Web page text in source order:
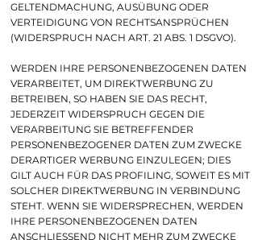
GELTENDMACHUNG, AUSÜBUNG ODER
VERTEIDIGUNG VON RECHTSANSPRÜCHEN
(WIDERSPRUCH NACH ART. 21 ABS. 1 DSGVO).
WERDEN IHRE PERSONENBEZOGENEN DATEN
VERARBEITET, UM DIREKTWERBUNG ZU
BETREIBEN, SO HABEN SIE DAS RECHT,
JEDERZEIT WIDERSPRUCH GEGEN DIE
VERARBEITUNG SIE BETREFFENDER
PERSONENBEZOGENER DATEN ZUM ZWECKE
DERARTIGER WERBUNG EINZULEGEN; DIES
GILT AUCH FÜR DAS PROFILING, SOWEIT ES MIT
SOLCHER DIREKTWERBUNG IN VERBINDUNG
STEHT. WENN SIE WIDERSPRECHEN, WERDEN
IHRE PERSONENBEZOGENEN DATEN
ANSCHLIESSEND NICHT MEHR ZUM ZWECKE